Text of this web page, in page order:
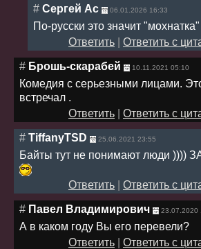
# Сергей Ас 06.01.2026 16:33
По-русски это значит "мохнатка"
Ответить
Ответить с
# Брошь-скарабей 10.11.2021 05:10
Комедия с серьезными лицами.
встречал .
Ответить
Ответить с
# TiffanyTSD 25.06.2021 23:55
Байты тут не понимают люди ))))
Ответить Ответить с
# Павел Владимирович 23.07.2020
А в каком году Вы его перевели?
Ответить
Ответить с